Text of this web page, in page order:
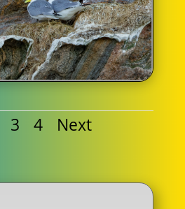
3 4 Next